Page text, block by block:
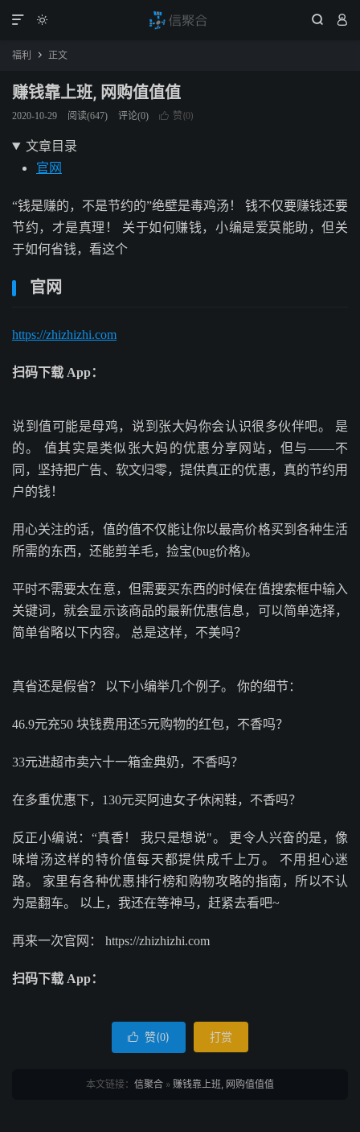
  

福利  正文
赚钱靠上班, 网购值值值
2020-10-29 阅读(647) 评论(0)  赞(0)
文章目录
官网
“钱是赚的，不是节约的”绝壁是毒鸡汤！ 钱不仅要赚钱还要
节约，才是真理！ 关于如何赚钱，小编是爱莫能助，但关
于如何省钱，看这个
官网
https://zhizhizhi.com
扫码下载 App：
说到值可能是母鸡，说到张大妈你会认识很多伙伴吧。 是
的。 值其实是类似张大妈的优惠分享网站，但与——不
同，坚持把广告、软文归零，提供真正的优惠，真的节约用
户的钱！
用心关注的话，值的值不仅能让你以最高价格买到各种生活
所需的东西，还能剪羊毛，捡宝(bug价格)。
平时不需要太在意，但需要买东西的时候在值搜索框中输入
关键词，就会显示该商品的最新优惠信息，可以简单选择，
简单省略以下内容。 总是这样，不美吗？
真省还是假省？ 以下小编举几个例子。 你的细节：
46.9元充50 块钱费用还5元购物的红包，不香吗？
33元进超市卖六十一箱金典奶，不香吗？
在多重优惠下，130元买阿迪女子休闲鞋，不香吗？
反正小编说：“真香！ 我只是想说"。 更令人兴奋的是，像
味增汤这样的特价值每天都提供成千上万。 不用担心迷
路。 家里有各种优惠排行榜和购物攻略的指南，所以不认
为是翻车。 以上，我还在等神马，赶紧去看吧~
再来一次官网： https://zhizhizhi.com
扫码下载 App：
 赞(0) 打赏
本文链接： 信聚合 » 赚钱靠上班, 网购值值值